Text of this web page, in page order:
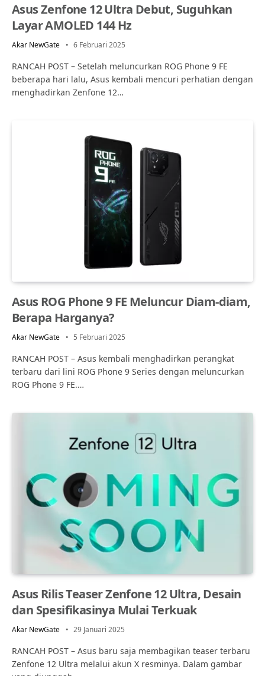
Asus Zenfone 12 Ultra Debut, Suguhkan
Layar AMOLED 144 Hz
Akar NewGate 6 Februari 2025
RANCAH POST – Setelah meluncurkan ROG Phone 9 FE
beberapa hari lalu, Asus kembali mencuri perhatian dengan
menghadirkan Zenfone 12…
Asus ROG Phone 9 FE Meluncur Diam-diam,
Berapa Harganya?
Akar NewGate 5 Februari 2025
RANCAH POST – Asus kembali menghadirkan perangkat
terbaru dari lini ROG Phone 9 Series dengan meluncurkan
ROG Phone 9 FE.…
Asus Rilis Teaser Zenfone 12 Ultra, Desain
dan Spesifikasinya Mulai Terkuak
Akar NewGate 29 Januari 2025
RANCAH POST – Asus baru saja membagikan teaser terbaru
Zenfone 12 Ultra melalui akun X resminya. Dalam gambar